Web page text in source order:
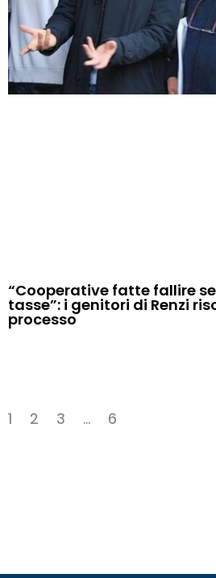
“Cooperative fatte fallire
tasse”: i genitori di Renzi
processo
1 2 3 … 6